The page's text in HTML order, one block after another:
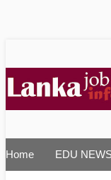
Home EDU